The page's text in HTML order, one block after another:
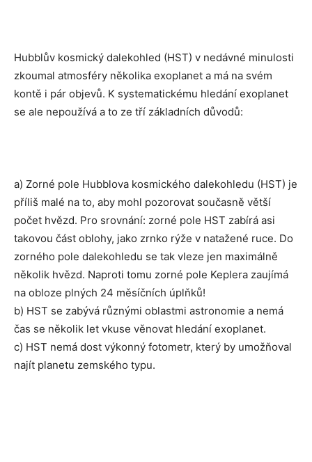
Hubblův kosmický dalekohled (HST) v nedávné minulosti
zkoumal atmosféry několika exoplanet a má na svém
kontě i pár objevů. K systematickému hledání exoplanet
se ale nepoužívá a to ze tří základních důvodů:
a) Zorné pole Hubblova kosmického dalekohledu (HST) je
příliš malé na to, aby mohl pozorovat současně větší
počet hvězd. Pro srovnání: zorné pole HST zabírá asi
takovou část oblohy, jako zrnko rýže v natažené ruce. Do
zorného pole dalekohledu se tak vleze jen maximálně
několik hvězd. Naproti tomu zorné pole Keplera zaujímá
na obloze plných 24 měsíčních úplňků!
b) HST se zabývá různými oblastmi astronomie a nemá
čas se několik let vkuse věnovat hledání exoplanet.
c) HST nemá dost výkonný fotometr, který by umožňoval
najít planetu zemského typu.